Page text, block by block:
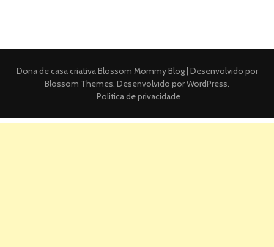
Dona de casa criativaBlossom Mommy Blog | Desenvolvido por
Blossom Themes. Desenvolvido porWordPress.
Politica de privacidade